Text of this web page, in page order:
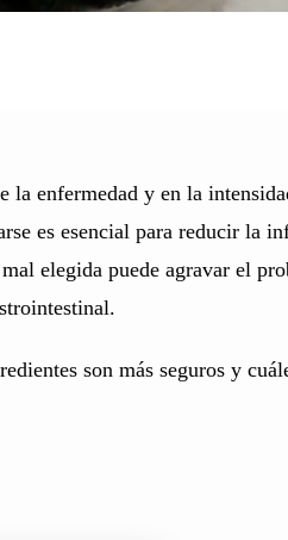
enfermedad y en la
es esencial para reducir la
elegida puede agravar el
son más seguros y